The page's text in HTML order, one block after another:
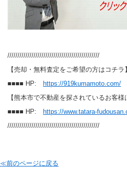
//////////////////////////////////////////////
【売却・無料査定をご希望の方はコチラ
■■■■ HP:
https://919kumamoto.com/
【熊本市で不動産を探されているお客様
■■■■ HP:
https://www.tatara-
//////////////////////////////////////////////
≪前のページに戻る